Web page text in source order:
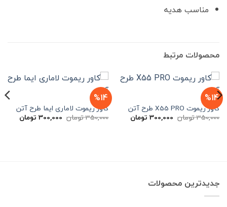
مناسب هدیه
محصولات مرتبط
%14
کاور ریموت X55 PRO طرح آتن
350,000تومان قیمت
اصلی
300,000 تومانقیمت
فعلی
%14
کاور ریموت لاماری ایما طرح آتن
350,000تومان قیمت
اصلی
300,000 تومانقیمت
فعلی
جدیدترین محصولات